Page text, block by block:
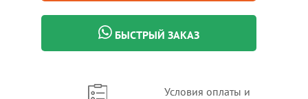
БЫСТРЫЙ ЗАКАЗ
Условия оплаты и